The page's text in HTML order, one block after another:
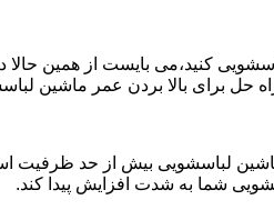
کنید،می بایست از همین
ماشین لباسشویی بیش از حد